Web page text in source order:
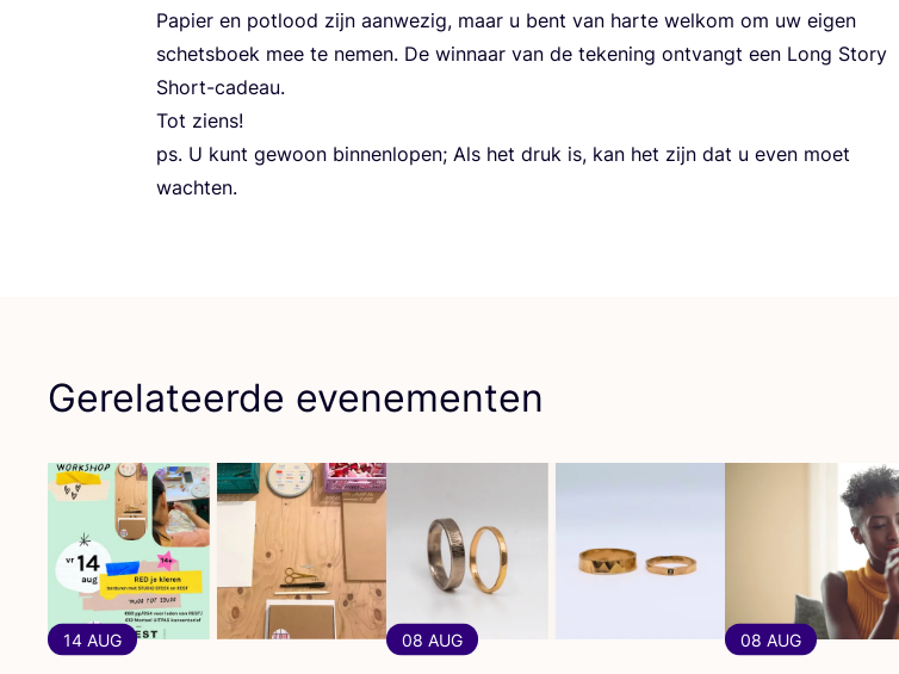
Papier en pot­lood zijn aan­we­zig, maar u bent van har­te wel­kom om uw eigen
schets­boek mee te nemen. De win­naar van de teke­ning ont­vangt een Long Sto­ry
Short-cadeau.
Tot ziens!
ps. U kunt gewoon bin­nen­lo­pen; Als het druk is, kan het zijn dat u even moet
wachten.
Gerelateerde evenementen
14 AUG 08 AUG 08 AUG